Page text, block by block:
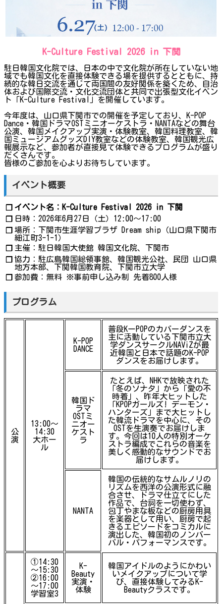
K-Culture Festival 2026 in 下関
駐日韓国文化院では、日本の中で文化院が所在していない地
域でも韓国文化を直接体験できる場を提供するとともに、持
続的な韓日交流を通じて両国間の友好関係を築くため、自治
体および国際交流・文化交流団体と共同で出張型文化イベン
ト「K-Culture Festival」を開催しています。
今年度は、山口県下関市での開催を予定しており、K-POP
Dance・韓国ドラマOSTミニオーケストラ・NANTAなどの舞台
公演、韓国メイクアップ実演・体験教室、韓国料理教室、韓
国ミュージアムグッズDIY教室などの体験教室、韓国観光広
報展示など、参加者が直接見て体験できるプログラムが盛り
だくさんです。
皆様のご参加を心よりお待ちしています。
イベント概要
❐ イベント名：K-Culture Festival 2026 in 下関
❐ 日時：2026年6月27日（土）12:00〜17:00
❐ 場所：下関市生涯学習プラザ Dream ship（山口県下関市
細江町3-1-1）
❐ 主催：駐日韓国大使館 韓国文化院、下関市
❐ 協力：駐広島韓国総領事館、韓国観光公社、民団 山口県
地方本部、下関韓国教育院、下関市立大学
❐ 参加費：無料 ※事前申し込み制 先着800人様
プログラム
公
演
13:00～
14:30
大ホー
ル
K-POP
DANCE
普段KーPOPのカバーダンスを
主に活動している下関市立大
学ダンスサークルNAViZが最
近韓国と日本で話題のK-POP
ダンスをお届けします。
韓国ド
ラマ
OSTミ
ニオー
ケスト
ラ
たとえば、NHKで放映された
「冬のソナタ」から「愛の不
時着」、昨年大ヒットした
「KPOPガールズ! デーモン・
ハンターズ」まで大ヒットし
た韓流ドラマを中心に、その
OSTを生演奏でお届けしま
す。今回は10人の特別オーケ
ストラ編成でこれらの音楽を
美しく感動的なサウンドでお
届けします。
NANTA
韓国の伝統的なサムルノリの
リズムを西洋の公演形式に融
合させ、ドラマ仕立てにした
作品で、台詞を一切使わず、
包丁やまな板などの厨房用具
を楽器として用い、厨房で起
きるエピソードをコミカルに
演出した、韓国初のノンバー
バル・パフォーマンスです。
①14:30
～15:30
②16:00
～17:00
学習室3
K-
Beauty
実演・
体験
韓国アイドルのようにかわい
いメイクアップについて学
び、直接体験してみるK-
Beautyクラスです。